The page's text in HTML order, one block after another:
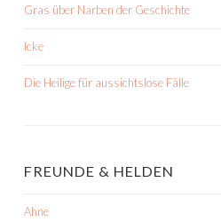
Gras über Narben der Geschichte
Icke
Die Heilige für aussichtslose Fälle
FREUNDE & HELDEN
Ahne